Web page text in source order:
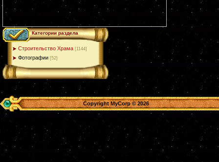
Категории раздела
Строительство Храма [1144]
Фотографии [52]
Copyright MyCorp © 2026